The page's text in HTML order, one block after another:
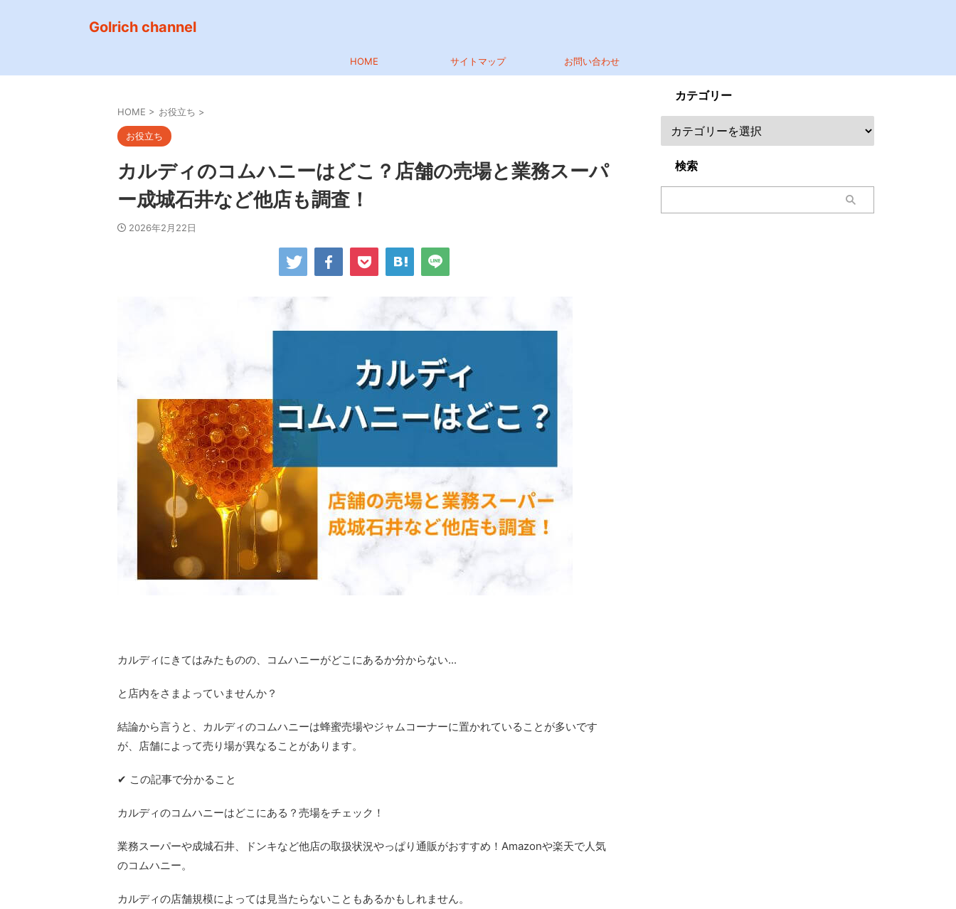
Golrich channel
HOME サイトマップ お問い合わせ
HOME > お役立ち >
お役立ち
カルディのコムハニーはどこ？店舗の売場と業務スーパ
ー成城石井など他店も調査！
2026年2月22日
カルディにきてはみたものの、コムハニーがどこにあるか分からない...
と店内をさまよっていませんか？
結論から言うと、カルディのコムハニーは蜂蜜売場やジャムコーナーに置かれていることが多いです
が、店舗によって売り場が異なることがあります。
✔ この記事で分かること
カルディのコムハニーはどこにある？売場をチェック！
業務スーパーや成城石井、ドンキなど他店の取扱状況やっぱり通販がおすすめ！Amazonや楽天で人気
のコムハニー。
カルディの店舗規模によっては見当たらないこともあるかもしれません。
カテゴリー
検索